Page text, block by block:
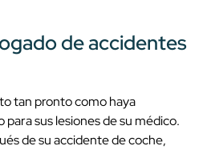
de accidentes
tan pronto como haya
sus lesiones de su médico.
de su accidente de coche,